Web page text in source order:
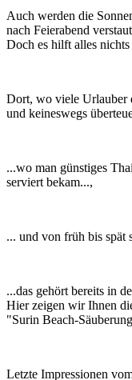
Auch werden die
nach Feierabend
Doch es hilft alles nichts
Dort, wo viele Urlauber
und keineswegs
...wo man günstiges
serviert bekam...,
... und von früh bis spät
...das gehört bereits in
Hier zeigen wir Ihnen
"Surin Beach-
Letzte Impressionen